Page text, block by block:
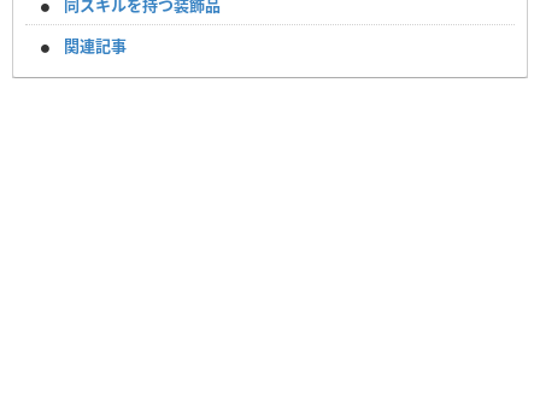
同スキルを持つ装飾品
関連記事